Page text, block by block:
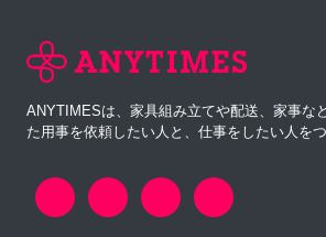
ANYTIMESは、家具組み立てや配送、家事な
た用事を依頼したい人と、仕事をしたい人を